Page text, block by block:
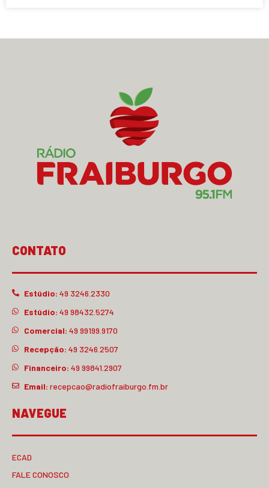
CONTATO
Estúdio: 49 3246.2330
Estúdio: 49 98432.5274
Comercial: 49 99199.9170
Recepção: 49 3246.2507
Financeiro: 49 99841.2907
Email: recepcao@radiofraiburgo.fm.br
NAVEGUE
ECAD
FALE CONOSCO